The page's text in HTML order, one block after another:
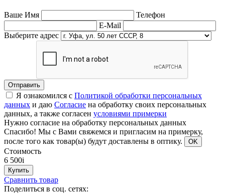
Ваше Имя
Телефон
E-Mail
Выберите адрес
Отправить
Я ознакомился с Политикой обработки персональных
данных и даю Согласие на обработку своих персональных
данных, а также согласен условиями примерки
Нужно согласие на обработку персональных данных
Спасибо! Мы с Вами свяжемся и пригласим на примерку,
после того как товар(ы) будут доставлены в оптику.
OK
Стоимость
6 500i
Купить
Сравнить товар
Поделиться в соц. сетях: